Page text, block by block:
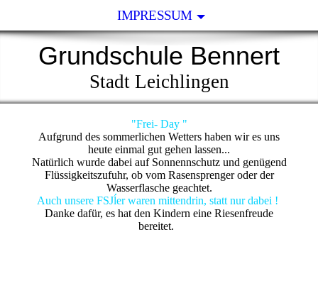
IMPRESSUM
Grundschule Bennert
Stadt Leichlingen
"Frei- Day "
Aufgrund des sommerlichen Wetters haben wir es uns
heute einmal gut gehen lassen...
Natürlich wurde dabei auf Sonnennschutz und genügend
Flüssigkeitszufuhr, ob vom Rasensprenger oder der
Wasserflasche geachtet.
Auch unsere FSJĺer waren mittendrin, statt nur dabei !
Danke dafür, es hat den Kindern eine Riesenfreude
bereitet.